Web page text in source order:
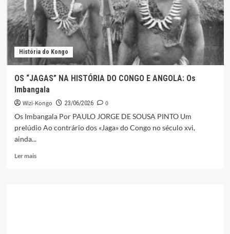
DO
REINO
História do Kongo
OS “JAGAS” NA HISTÓRIA DO CONGO E ANGOLA: Os
Imbangala
Wizi-Kongo 23/06/2026
0
Os Imbangala Por PAULO JORGE DE SOUSA PINTO Um
prelúdio Ao contrário dos «Jaga» do Congo no século xvi,
ainda...
Ler maisLeia